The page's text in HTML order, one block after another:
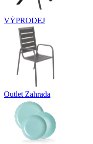
VÝPRODEJ
Outlet Zahrada